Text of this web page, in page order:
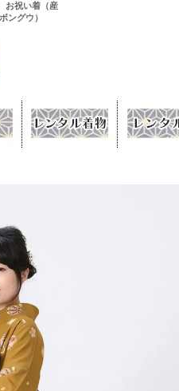
お祝い着（産
ングウ）